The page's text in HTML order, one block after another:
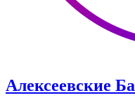
Алексеевские